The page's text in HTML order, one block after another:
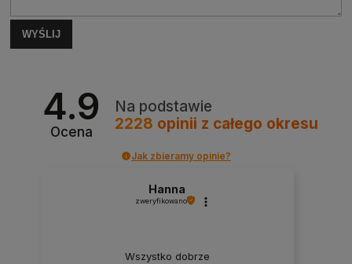
WYŚLIJ
4.9
Ocena
Na podstawie
2228 opinii z całego okresu
Jak zbieramy opinie?
Hanna
zweryfikowano
Wszystko dobrze